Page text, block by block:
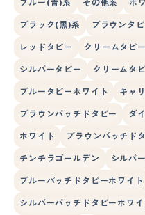
ブルー(青)系 その他系 ホ
ブラック(黒)系 ブラウンタ
レッドタビー クリームタビ
シルバータビー クリームタ
ブルータビーホワイト キャ
ブラウンパッチドタビー ダ
ホワイト ブラウンパッチド
チンチラゴールデン シルバ
ブルーパッチドタビーホワイト
シルバーパッチドタビーホワイ